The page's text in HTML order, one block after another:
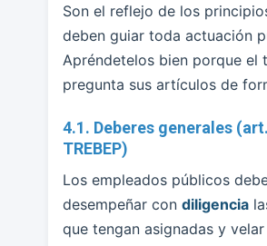
Son el reflejo de los
deben guiar toda actuación
Apréndetelos bien porque el
pregunta sus artículos de
4.1. Deberes generales
TREBEP)
Los empleados públicos
desempeñar condiligencia
que tengan asignadas y